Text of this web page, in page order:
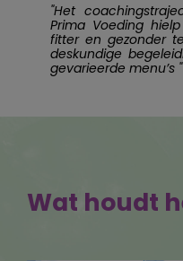
"Het
Prima Voeding
fitter en gezonder
deskundige
gevarieerde menu’s
Wat houdt